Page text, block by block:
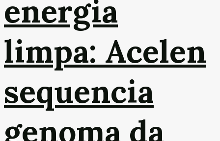
energia
limpa: Acelen
sequencia
genoma da